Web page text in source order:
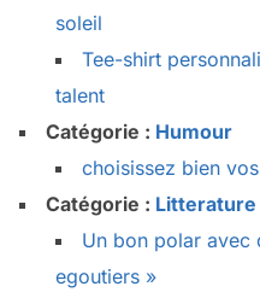
soleil
Tee-shirt
talent
Catégorie : Humour
choisissez bien
Catégorie : Litterature
Un bon polar avec
egoutiers »